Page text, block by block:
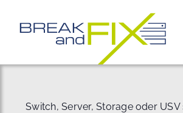
springen
Switch, Server, Storage oder